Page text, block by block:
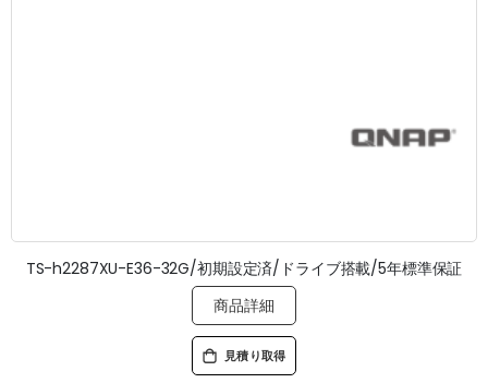
TS-h2287XU-E36-32G/初期設定済/ドライブ搭載/5年標準保証
商品詳細
見積り取得